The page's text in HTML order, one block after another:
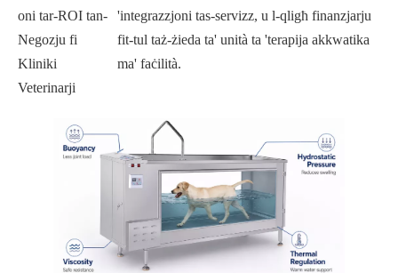
oni tar-ROI tan-
Negozju fi
Kliniki
Veterinarji
'integrazzjoni tas-servizz, u l-qligħ finanzjarju
fit-tul taż-żieda ta' unità ta 'terapija akkwatika
ma' faċilità.